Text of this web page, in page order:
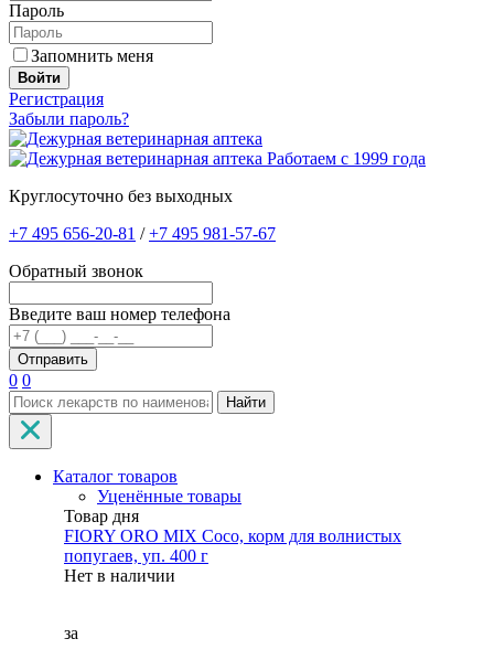
Пароль
Запомнить меня
Войти
Регистрация
Забыли пароль?
Работаем с 1999 года
Круглосуточно без выходных
+7 495 656-20-81 /+7 495 981-57-67
Обратный звонок
Введите ваш номер телефона
0 0
Найти
Каталог товаров
Уценённые товары
Товар дня
FIORY ORO MIX Coco, корм для волнистых
попугаев, уп. 400 г
Нет в наличии
за